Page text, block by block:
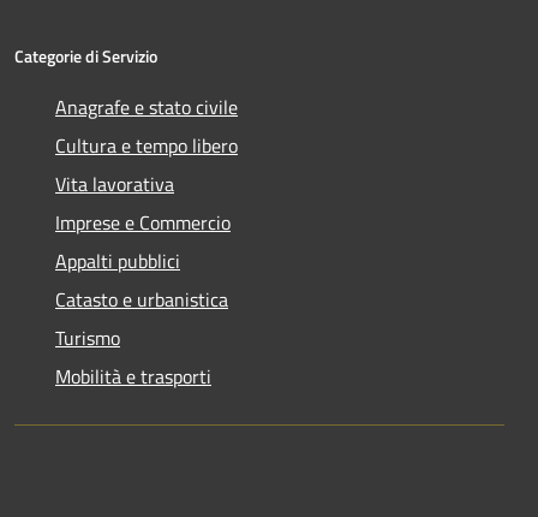
Categorie di Servizio
Anagrafe e stato civile
Cultura e tempo libero
Vita lavorativa
Imprese e Commercio
Appalti pubblici
Catasto e urbanistica
Turismo
Mobilità e trasporti